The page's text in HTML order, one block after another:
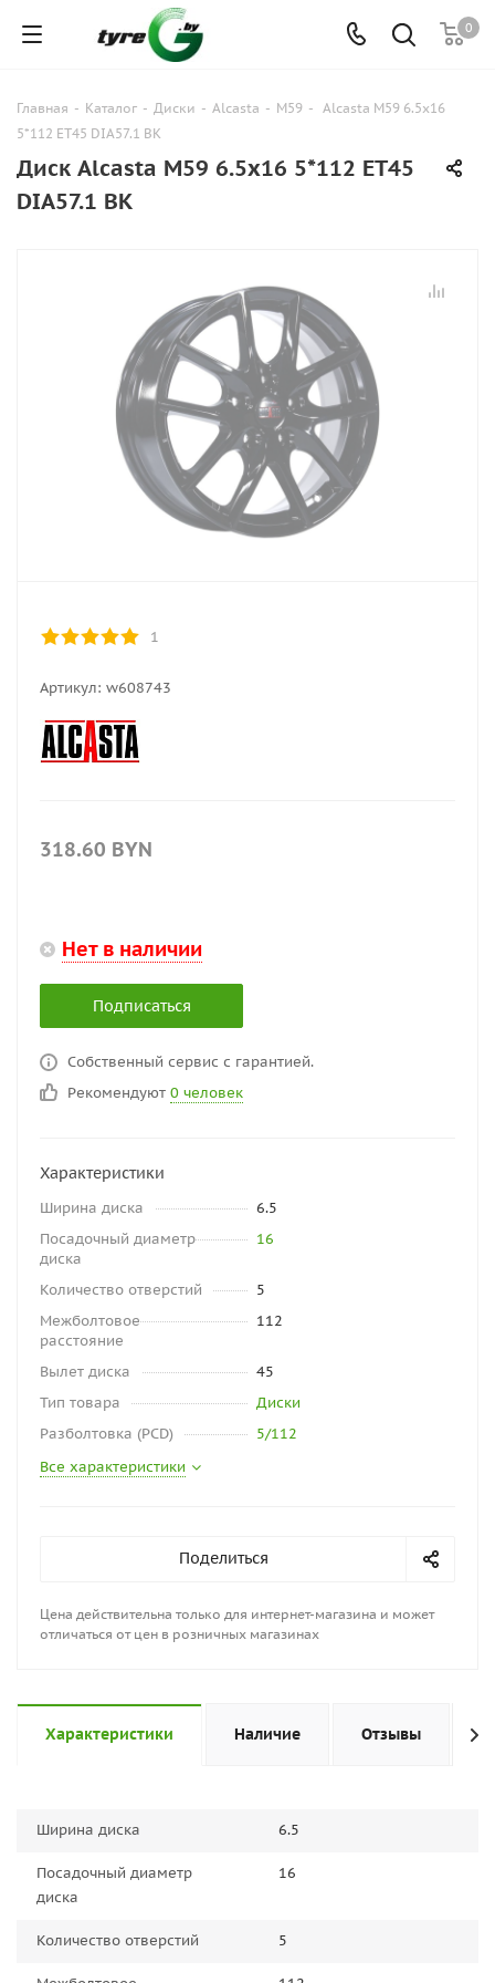
0
Главная - Каталог - Диски - Alcasta - M59 - Alcasta M59 6.5x16
5*112 ET45 DIA57.1 BK
Диск Alcasta M59 6.5x16 5*112 ET45
DIA57.1 BK
1
Артикул: w608743
318.60 BYN
Нет в наличии
Подписаться
Собственный сервис с гарантией.
Рекомендуют 0 человек
Характеристики
Ширина диска
6.5
Посадочный диаметр
диска
16
Количество отверстий
5
Межболтовое
расстояние
112
Вылет диска
45
Тип товара
Диски
Разболтовка (PCD)
5/112
Все характеристики
Поделиться
Цена действительна только для интернет-магазина и может
отличаться от цен в розничных магазинах
Характеристики Наличие Отзывы
Ширина диска 6.5
Посадочный диаметр
диска
16
Количество отверстий 5